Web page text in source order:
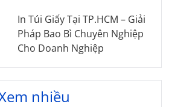
In Túi Giấy Tại TP.HCM – Giải
Pháp Bao Bì Chuyên Nghiệp
Cho Doanh Nghiệp
nhiều